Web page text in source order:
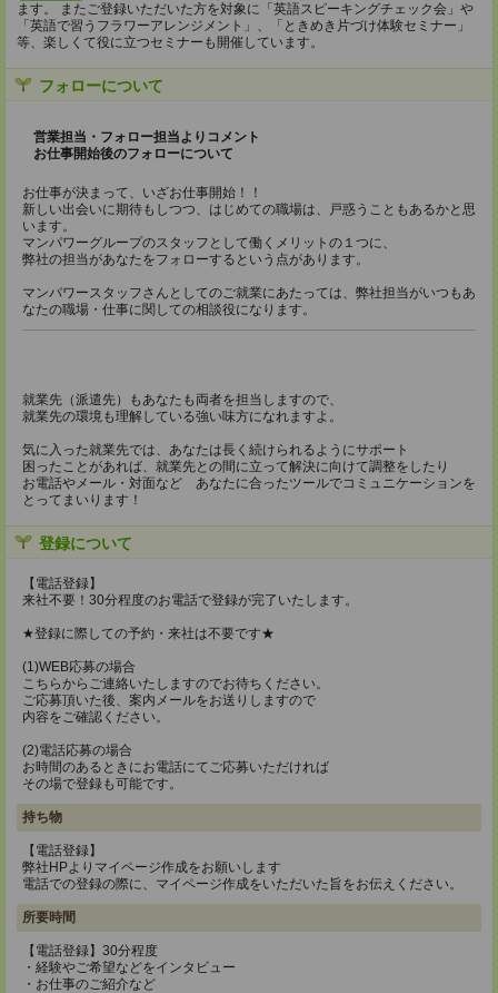
ます。 またご登録いただいた方を対象に「英語スピーキングチェック会」や
「英語で習うフラワーアレンジメント」、「ときめき片づけ体験セミナー」
等、楽しくて役に立つセミナーも開催しています。
フォローについて
営業担当・フォロー担当よりコメント
お仕事開始後のフォローについて
お仕事が決まって、いざお仕事開始！！
新しい出会いに期待もしつつ、はじめての職場は、戸惑うこともあるかと思
います。
マンパワーグループのスタッフとして働くメリットの１つに、
弊社の担当があなたをフォローするという点があります。
マンパワースタッフさんとしてのご就業にあたっては、弊社担当がいつもあ
なたの職場・仕事に関しての相談役になります。
就業先（派遣先）もあなたも両者を担当しますので、
就業先の環境も理解している強い味方になれますよ。
気に入った就業先では、あなたは長く続けられるようにサポート
困ったことがあれば、就業先との間に立って解決に向けて調整をしたり
お電話やメール・対面など あなたに合ったツールでコミュニケーションを
とってまいります！
登録について
【電話登録】
来社不要！30分程度のお電話で登録が完了いたします。
★登録に際しての予約・来社は不要です★
(1)WEB応募の場合
こちらからご連絡いたしますのでお待ちください。
ご応募頂いた後、案内メールをお送りしますので
内容をご確認ください。
(2)電話応募の場合
お時間のあるときにお電話にてご応募いただければ
その場で登録も可能です。
持ち物
【電話登録】
弊社HPよりマイページ作成をお願いします
電話での登録の際に、マイページ作成をいただいた旨をお伝えください。
所要時間
【電話登録】30分程度
・経験やご希望などをインタビュー
・お仕事のご紹介など